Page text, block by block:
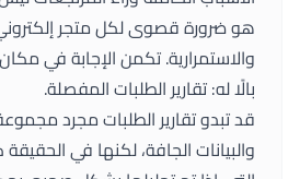
هو ضرورة قصوى لكل متجر
والاستمرارية. تكمن الإجابة في
بالًا له: تقارير الطلبات المفصلة.
قد تبدو تقارير الطلبات مجرد
والبيانات الجافة، لكنها في